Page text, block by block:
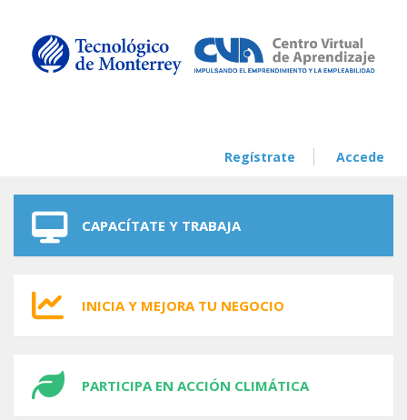
Regístrate Accede
CAPACÍTATE Y TRABAJA
INICIA Y MEJORA TU NEGOCIO
PARTICIPA EN ACCIÓN CLIMÁTICA